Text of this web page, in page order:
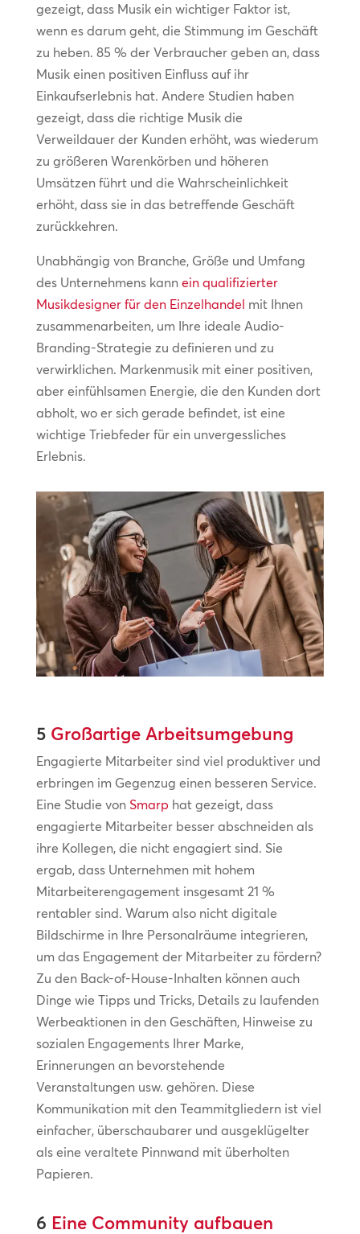
gezeigt, dass Musik ein wichtiger Faktor ist,
wenn es darum geht, die Stimmung im Geschäft
zu heben. 85 % der Verbraucher geben an, dass
Musik einen positiven Einfluss auf ihr
Einkaufserlebnis hat. Andere Studien haben
gezeigt, dass die richtige Musik die
Verweildauer der Kunden erhöht, was wiederum
zu größeren Warenkörben und höheren
Umsätzen führt und die Wahrscheinlichkeit
erhöht, dass sie in das betreffende Geschäft
zurückkehren.
Unabhängig von Branche, Größe und Umfang
des Unternehmens kann ein qualifizierter
Musikdesigner für den Einzelhandel mit Ihnen
zusammenarbeiten, um Ihre ideale Audio-
Branding-Strategie zu definieren und zu
verwirklichen. Markenmusik mit einer positiven,
aber einfühlsamen Energie, die den Kunden dort
abholt, wo er sich gerade befindet, ist eine
wichtige Triebfeder für ein unvergessliches
Erlebnis.
5 Großartige Arbeitsumgebung
Engagierte Mitarbeiter sind viel produktiver und
erbringen im Gegenzug einen besseren Service.
Eine Studie von Smarp hat gezeigt, dass
engagierte Mitarbeiter besser abschneiden als
ihre Kollegen, die nicht engagiert sind. Sie
ergab, dass Unternehmen mit hohem
Mitarbeiterengagement insgesamt 21 %
rentabler sind. Warum also nicht digitale
Bildschirme in Ihre Personalräume integrieren,
um das Engagement der Mitarbeiter zu fördern?
Zu den Back-of-House-Inhalten können auch
Dinge wie Tipps und Tricks, Details zu laufenden
Werbeaktionen in den Geschäften, Hinweise zu
sozialen Engagements Ihrer Marke,
Erinnerungen an bevorstehende
Veranstaltungen usw. gehören. Diese
Kommunikation mit den Teammitgliedern ist viel
einfacher, überschaubarer und ausgeklügelter
als eine veraltete Pinnwand mit überholten
Papieren.
6 Eine Community aufbauen